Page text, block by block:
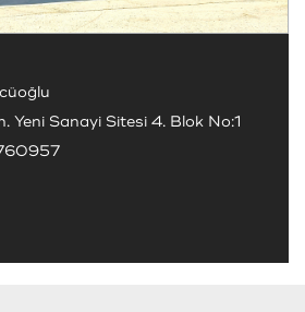
Yeni Sanayi Sitesi 4. Blok No:1